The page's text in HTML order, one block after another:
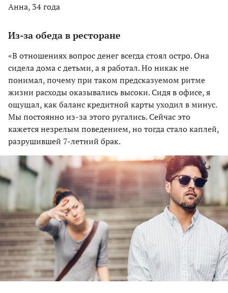
Анна, 34 года
Из-за обеда в ресторане
«В отношениях вопрос денег всегда стоял остро. Она
сидела дома с детьми, а я работал. Но никак не
понимал, почему при таком предсказуемом ритме
жизни расходы оказывались высоки. Сидя в офисе, я
ощущал, как баланс кредитной карты уходил в минус.
Мы постоянно из-за этого ругались. Сейчас это
кажется незрелым поведением, но тогда стало каплей,
разрушившей 7-летний брак.